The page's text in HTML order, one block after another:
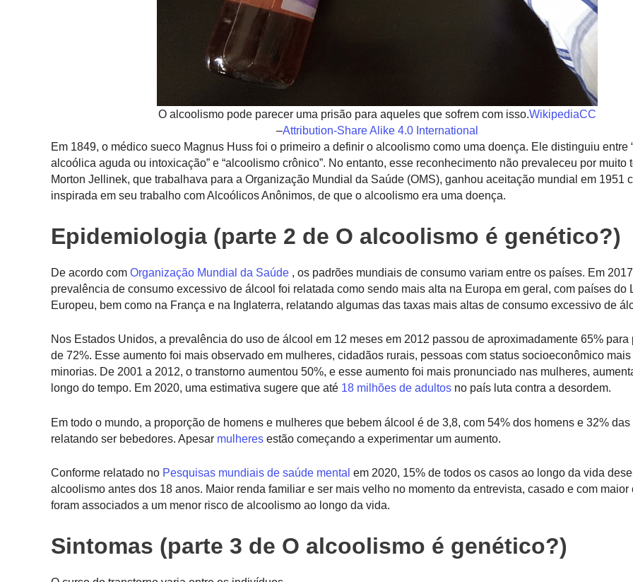
O alcoolismo pode parecer uma prisão para aqueles que sofrem com isso.WikipediaCC
–Attribution-Share Alike 4.0 International
Em 1849, o médico sueco Magnus Huss foi o primeiro a definir o alcoolismo como uma doença. Ele distinguiu entre
alcoólica aguda ou intoxicação” e “alcoolismo crônico”. No entanto, esse reconhecimento não prevaleceu por muito
Morton Jellinek, que trabalhava para a Organização Mundial da Saúde (OMS), ganhou aceitação mundial em 1951
inspirada em seu trabalho com Alcoólicos Anônimos, de que o alcoolismo era uma doença.
Epidemiologia (parte 2 de O alcoolismo é genético?)
De acordo com Organização Mundial da Saúde , os padrões mundiais de consumo variam entre os países. Em
prevalência de consumo excessivo de álcool foi relatada como sendo mais alta na Europa em geral, com países do
Europeu, bem como na França e na Inglaterra, relatando algumas das taxas mais altas de consumo excessivo de
Nos Estados Unidos, a prevalência do uso de álcool em 12 meses em 2012 passou de aproximadamente 65% para
de 72%. Esse aumento foi mais observado em mulheres, cidadãos rurais, pessoas com status socioeconômico
minorias. De 2001 a 2012, o transtorno aumentou 50%, e esse aumento foi mais pronunciado nas mulheres,
longo do tempo. Em 2020, uma estimativa sugere que até 18 milhões de adultos no país luta contra a desordem.
Em todo o mundo, a proporção de homens e mulheres que bebem álcool é de 3,8, com 54% dos homens e 32%
relatando ser bebedores. Apesar mulheres estão começando a experimentar um aumento.
Conforme relatado no Pesquisas mundiais de saúde mental em 2020, 15% de todos os casos ao longo da vida
alcoolismo antes dos 18 anos. Maior renda familiar e ser mais velho no momento da entrevista, casado e com
foram associados a um menor risco de alcoolismo ao longo da vida.
Sintomas (parte 3 de O alcoolismo é genético?)